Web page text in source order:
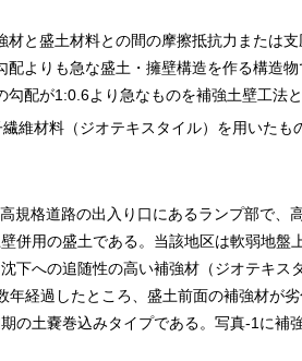
と盛土材料との間の摩擦抵抗力または
配よりも急な盛土・擁壁構造を作る構造
勾配が1:0.6より急なものを補強土壁工法
維材料（ジオテキスタイル）を用いたも
規格道路の出入り口にあるランプ部で、
併用の盛土である。当該地区は軟弱地盤
下への追随性の高い補強材（ジオテキス
経過したところ、盛土前面の補強材が
の土嚢巻込みタイプである。写真-1に補